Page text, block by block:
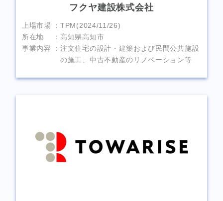
フクヤ建設株式会社
上場市場
TPM(2024/11/26)
所在地
高知県高知市
事業内容
注文住宅の設計・建築および民間公共施設
の施工、中古不動産のリノベーション等